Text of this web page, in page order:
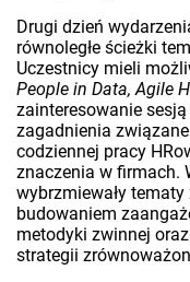
Drugi dzień
równoległe ścieżki
Uczestnicy mieli
People in Data, Agile
zainteresowanie
zagadnienia
codziennej pracy
znaczenia w firmach.
wybrzmiewały
budowaniem
metodyki zwinnej
strategii